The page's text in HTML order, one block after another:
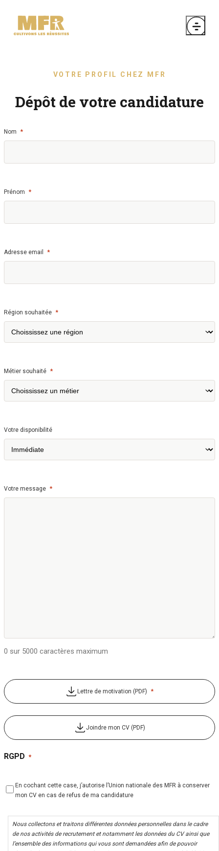
VOTRE PROFIL CHEZ MFR
Dépôt de votre candidature
Nom *
Prénom *
Adresse email *
Région souhaitée *
Métier souhaité *
Votre disponibilité
Votre message *
0 sur 5000 caractères maximum
Lettre de motivation (PDF) *
Joindre mon CV (PDF)
RGPD *
En cochant cette case, j’autorise l’Union nationale des MFR à conserver
mon CV en cas de refus de ma candidature
Nous collectons et traitons différentes données personnelles dans le cadre
de nos activités de recrutement et notamment les données du CV ainsi que
l’ensemble des informations qui vous sont demandées afin de pouvoir